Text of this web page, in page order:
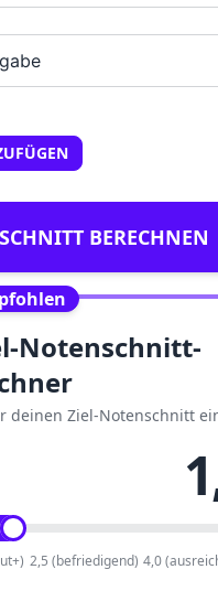
BERECHNEN
Notenschnitt-
deinen Ziel-Notenschnitt
2,5 (befriedigend) 4,0